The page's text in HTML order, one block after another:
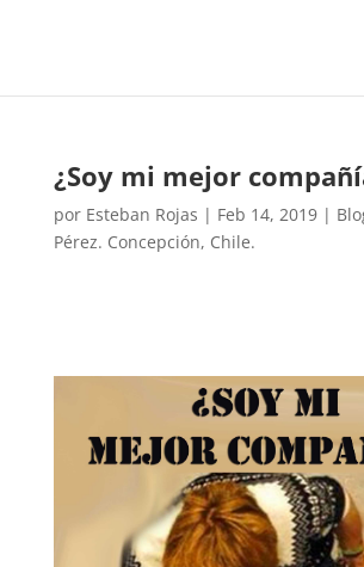
¿Soy mi mejor
por Esteban Rojas | Feb 14, 2019|
Pérez. Concepción, Chile.